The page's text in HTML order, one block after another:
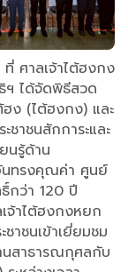
ศาลเจ้าไต้ฮงกง
ฯ ได้จัดพิธีสวด
ง (ไต้ฮงกง) และ
ชาชนสักการะและ
นรู้ด้าน
นทรงคุณค่า ศูนย์
กว่า 120 ปี
จ้าไต้ฮงกงหยก
าชนเข้าเยี่ยมชม
นสาธารณกุศลกับ